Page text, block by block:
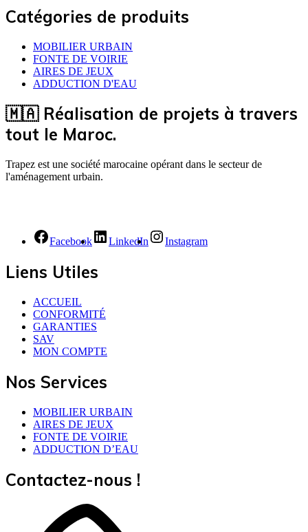
Catégories de produits
MOBILIER URBAIN
FONTE DE VOIRIE
AIRES DE JEUX
ADDUCTION D'EAU
🇲🇦 Réalisation de projets à travers
tout le Maroc.
Trapez est une société marocaine opérant dans le secteur de
l'aménagement urbain.
Facebook LinkedIn Instagram
Liens Utiles
ACCUEIL
CONFORMITÉ
GARANTIES
SAV
MON COMPTE
Nos Services
MOBILIER URBAIN
AIRES DE JEUX
FONTE DE VOIRIE
ADDUCTION D’EAU
Contactez-nous !